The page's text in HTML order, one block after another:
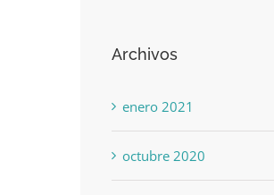
Archivos
enero 2021
octubre 2020